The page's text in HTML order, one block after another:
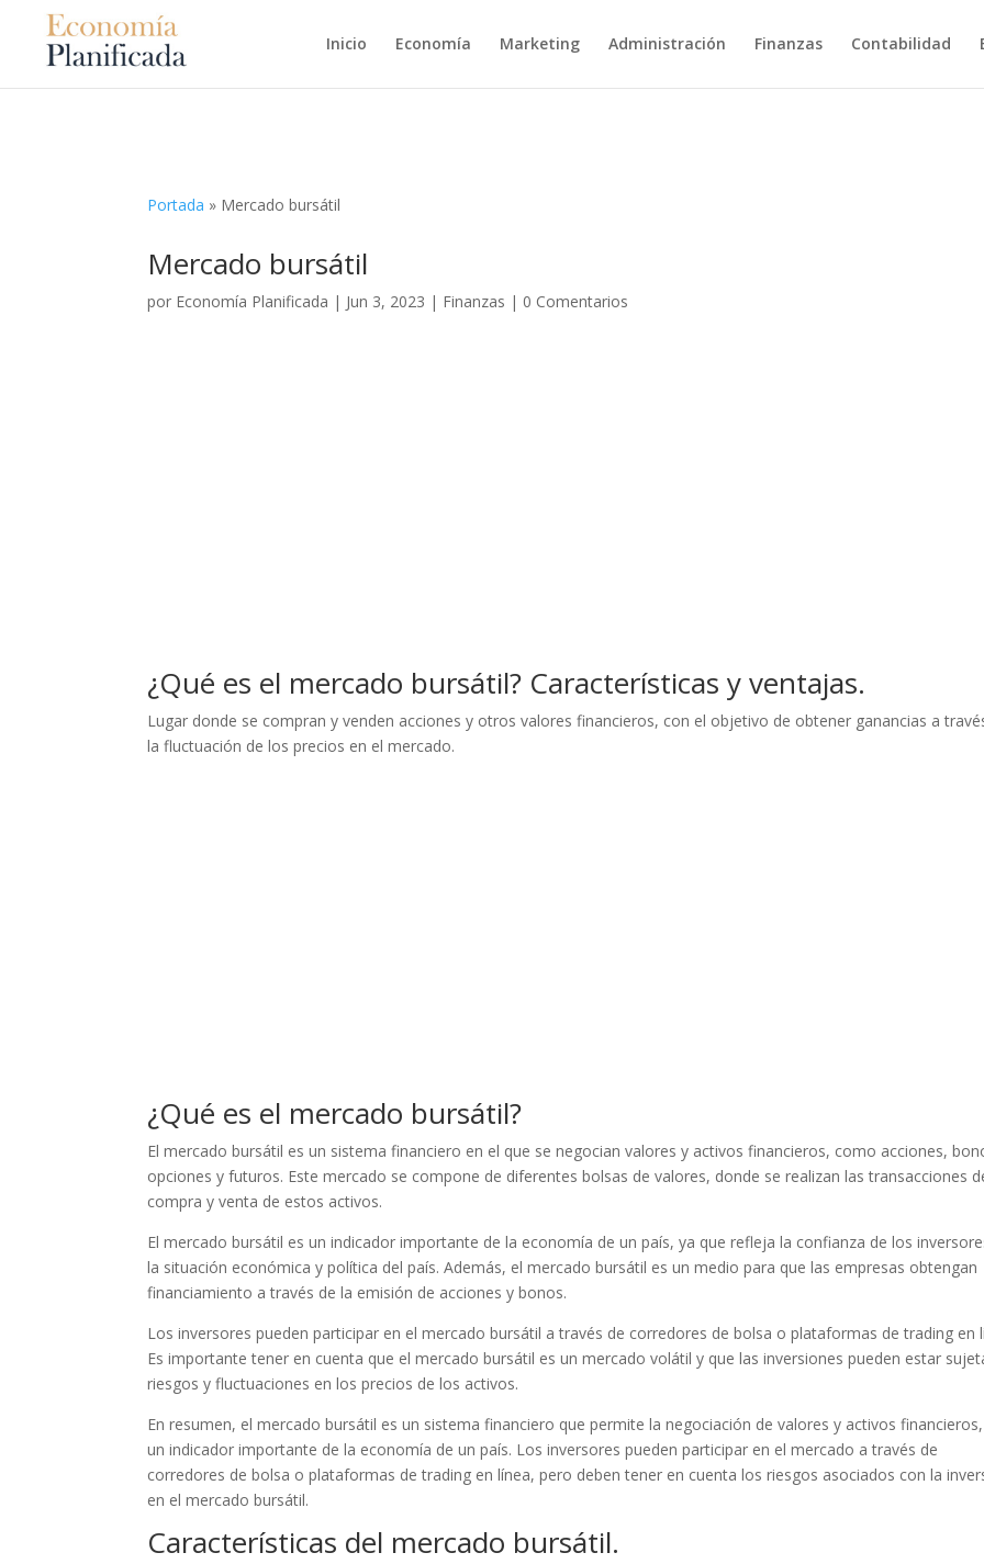
Inicio Economía Marketing Administración Finanzas Contabilidad
Portada » Mercado bursátil
Mercado bursátil
por Economía Planificada | Jun 3, 2023 | Finanzas | 0 Comentarios
¿Qué es el mercado bursátil? Características y ventajas.
Lugar donde se compran y venden acciones y otros valores financieros, con el objetivo de obtener ganancias a
la fluctuación de los precios en el mercado.
¿Qué es el mercado bursátil?
El mercado bursátil es un sistema financiero en el que se negocian valores y activos financieros, como acciones,
opciones y futuros. Este mercado se compone de diferentes bolsas de valores, donde se realizan las transacciones
compra y venta de estos activos.
El mercado bursátil es un indicador importante de la economía de un país, ya que refleja la confianza de los
la situación económica y política del país. Además, el mercado bursátil es un medio para que las empresas obtengan
financiamiento a través de la emisión de acciones y bonos.
Los inversores pueden participar en el mercado bursátil a través de corredores de bolsa o plataformas de trading en
Es importante tener en cuenta que el mercado bursátil es un mercado volátil y que las inversiones pueden estar
riesgos y fluctuaciones en los precios de los activos.
En resumen, el mercado bursátil es un sistema financiero que permite la negociación de valores y activos
un indicador importante de la economía de un país. Los inversores pueden participar en el mercado a través de
corredores de bolsa o plataformas de trading en línea, pero deben tener en cuenta los riesgos asociados con la
en el mercado bursátil.
Características del mercado bursátil.